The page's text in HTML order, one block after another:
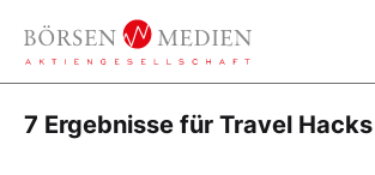
7 Ergebnisse für Travel Hacks